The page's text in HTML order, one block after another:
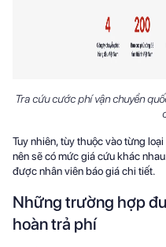
Tra cứu cước phí vận chuyển
Tuy nhiên, tùy thuộc vào từng
nên sẽ có mức giá cứu khác
được nhân viên báo giá chi tiết.
Những trường hợp
hoàn trả phí